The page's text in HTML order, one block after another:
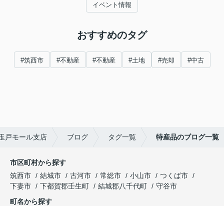
イベント情報
おすすめのタグ
#筑西市 #不動産 #不動産 #土地 #売却 #中古
戸モール支店 ブログ タグ一覧 特産品のブログ一覧
市区町村から探す
筑西市
結城市 古河市 常総市 小山市
つくば市
下妻市
下都賀郡壬生町 結城郡八千代町
守谷市
町名から探す